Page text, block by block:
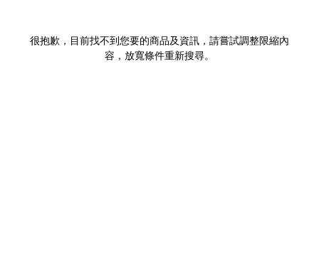
很抱歉，目前找不到您要的商品及資訊，請嘗試調整限縮內
容，放寬條件重新搜尋。